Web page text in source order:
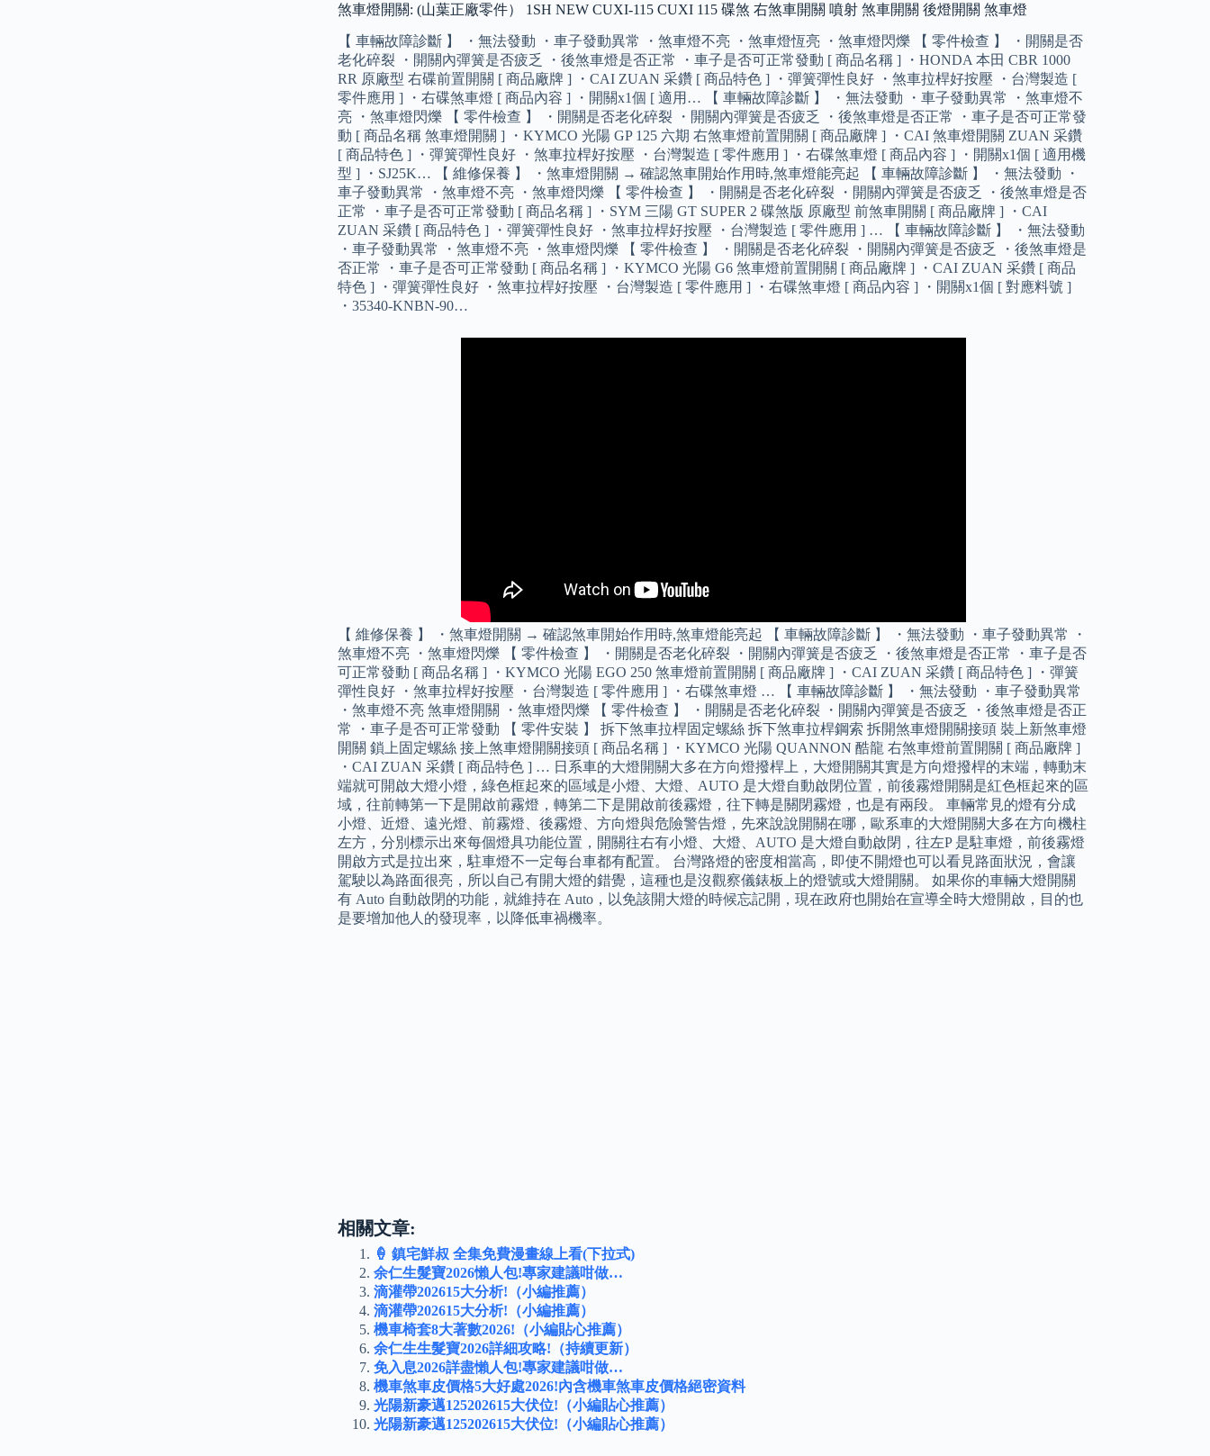
煞車燈開關: (山葉正廠零件） 1SH NEW CUXI-115 CUXI 115 碟煞 右煞車開關 噴射 煞車開關 後燈開關 煞車燈
【 車輛故障診斷 】 ・無法發動 ・車子發動異常 ・煞車燈不亮 ・煞車燈恆亮 ・煞車燈閃爍 【 零件檢查 】 ・開關是否
老化碎裂 ・開關內彈簧是否疲乏 ・後煞車燈是否正常 ・車子是否可正常發動 [ 商品名稱 ] ・HONDA 本田 CBR 1000
RR 原廠型 右碟前置開關 [ 商品廠牌 ] ・CAI ZUAN 采鑽 [ 商品特色 ] ・彈簧彈性良好 ・煞車拉桿好按壓 ・台灣製造 [
零件應用 ] ・右碟煞車燈 [ 商品內容 ] ・開關x1個 [ 適用… 【 車輛故障診斷 】 ・無法發動 ・車子發動異常 ・煞車燈不
亮 ・煞車燈閃爍 【 零件檢查 】 ・開關是否老化碎裂 ・開關內彈簧是否疲乏 ・後煞車燈是否正常 ・車子是否可正常發
動 [ 商品名稱 煞車燈開關 ] ・KYMCO 光陽 GP 125 六期 右煞車燈前置開關 [ 商品廠牌 ] ・CAI 煞車燈開關 ZUAN 采鑽
[ 商品特色 ] ・彈簧彈性良好 ・煞車拉桿好按壓 ・台灣製造 [ 零件應用 ] ・右碟煞車燈 [ 商品內容 ] ・開關x1個 [ 適用機
型 ] ・SJ25K… 【 維修保養 】 ・煞車燈開關 → 確認煞車開始作用時,煞車燈能亮起 【 車輛故障診斷 】 ・無法發動 ・
車子發動異常 ・煞車燈不亮 ・煞車燈閃爍 【 零件檢查 】 ・開關是否老化碎裂 ・開關內彈簧是否疲乏 ・後煞車燈是否
正常 ・車子是否可正常發動 [ 商品名稱 ] ・SYM 三陽 GT SUPER 2 碟煞版 原廠型 前煞車開關 [ 商品廠牌 ] ・CAI
ZUAN 采鑽 [ 商品特色 ] ・彈簧彈性良好 ・煞車拉桿好按壓 ・台灣製造 [ 零件應用 ] … 【 車輛故障診斷 】 ・無法發動
・車子發動異常 ・煞車燈不亮 ・煞車燈閃爍 【 零件檢查 】 ・開關是否老化碎裂 ・開關內彈簧是否疲乏 ・後煞車燈是
否正常 ・車子是否可正常發動 [ 商品名稱 ] ・KYMCO 光陽 G6 煞車燈前置開關 [ 商品廠牌 ] ・CAI ZUAN 采鑽 [ 商品
特色 ] ・彈簧彈性良好 ・煞車拉桿好按壓 ・台灣製造 [ 零件應用 ] ・右碟煞車燈 [ 商品內容 ] ・開關x1個 [ 對應料號 ]
・35340-KNBN-90…
【 維修保養 】 ・煞車燈開關 → 確認煞車開始作用時,煞車燈能亮起 【 車輛故障診斷 】 ・無法發動 ・車子發動異常 ・
煞車燈不亮 ・煞車燈閃爍 【 零件檢查 】 ・開關是否老化碎裂 ・開關內彈簧是否疲乏 ・後煞車燈是否正常 ・車子是否
可正常發動 [ 商品名稱 ] ・KYMCO 光陽 EGO 250 煞車燈前置開關 [ 商品廠牌 ] ・CAI ZUAN 采鑽 [ 商品特色 ] ・彈簧
彈性良好 ・煞車拉桿好按壓 ・台灣製造 [ 零件應用 ] ・右碟煞車燈 … 【 車輛故障診斷 】 ・無法發動 ・車子發動異常
・煞車燈不亮 煞車燈開關 ・煞車燈閃爍 【 零件檢查 】 ・開關是否老化碎裂 ・開關內彈簧是否疲乏 ・後煞車燈是否正
常 ・車子是否可正常發動 【 零件安裝 】 拆下煞車拉桿固定螺絲 拆下煞車拉桿鋼索 拆開煞車燈開關接頭 裝上新煞車燈
開關 鎖上固定螺絲 接上煞車燈開關接頭 [ 商品名稱 ] ・KYMCO 光陽 QUANNON 酷龍 右煞車燈前置開關 [ 商品廠牌 ]
・CAI ZUAN 采鑽 [ 商品特色 ] … 日系車的大燈開關大多在方向燈撥桿上，大燈開關其實是方向燈撥桿的末端，轉動末
端就可開啟大燈小燈，綠色框起來的區域是小燈、大燈、AUTO 是大燈自動啟閉位置，前後霧燈開關是紅色框起來的區
域，往前轉第一下是開啟前霧燈，轉第二下是開啟前後霧燈，往下轉是關閉霧燈，也是有兩段。 車輛常見的燈有分成
小燈、近燈、遠光燈、前霧燈、後霧燈、方向燈與危險警告燈，先來說說開關在哪，歐系車的大燈開關大多在方向機柱
左方，分別標示出來每個燈具功能位置，開關往右有小燈、大燈、AUTO 是大燈自動啟閉，往左P 是駐車燈，前後霧燈
開啟方式是拉出來，駐車燈不一定每台車都有配置。 台灣路燈的密度相當高，即使不開燈也可以看見路面狀況，會讓
駕駛以為路面很亮，所以自己有開大燈的錯覺，這種也是沒觀察儀錶板上的燈號或大燈開關。 如果你的車輛大燈開關
有 Auto 自動啟閉的功能，就維持在 Auto，以免該開大燈的時候忘記開，現在政府也開始在宣導全時大燈開啟，目的也
是要增加他人的發現率，以降低車禍機率。
相關文章:
🍦 鎮宅鮮叔 全集免費漫畫線上看(下拉式)
余仁生髮寶2026懶人包!專家建議咁做…
滴灌帶202615大分析!（小編推薦）
滴灌帶202615大分析!（小編推薦）
機車椅套8大著數2026!（小編貼心推薦）
余仁生生髮寶2026詳細攻略!（持續更新）
免入息2026詳盡懶人包!專家建議咁做…
機車煞車皮價格5大好處2026!內含機車煞車皮價格絕密資料
光陽新豪邁125202615大伏位!（小編貼心推薦）
光陽新豪邁125202615大伏位!（小編貼心推薦）